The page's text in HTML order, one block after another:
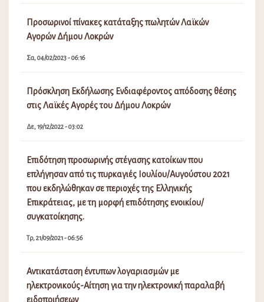
Προσωρινοί πίνακες κατάταξης πωλητών Λαϊκών
Αγορών Δήμου Λοκρών
Σα, 04/02/2023 - 06:16
Πρόσκληση Εκδήλωσης Ενδιαφέροντος απόδοσης θέσης
στις Λαϊκές Αγορές του Δήμου Λοκρών
Δε, 19/12/2022 - 03:02
Επιδότηση προσωρινής στέγασης κατοίκων που
επλήγησαν από τις πυρκαγιές Ιουλίου/Αυγούστου 2021
που εκδηλώθηκαν σε περιοχές της Ελληνικής
Επικράτειας, με τη μορφή επιδότησης ενοικίου/
συγκατοίκησης.
Τρ, 21/09/2021 - 06:56
Αντικατάσταση έντυπων λογαριασμών με
ηλεκτρονικούς-Αίτηση για την ηλεκτρονική παραλαβή
ειδοποιήσεων